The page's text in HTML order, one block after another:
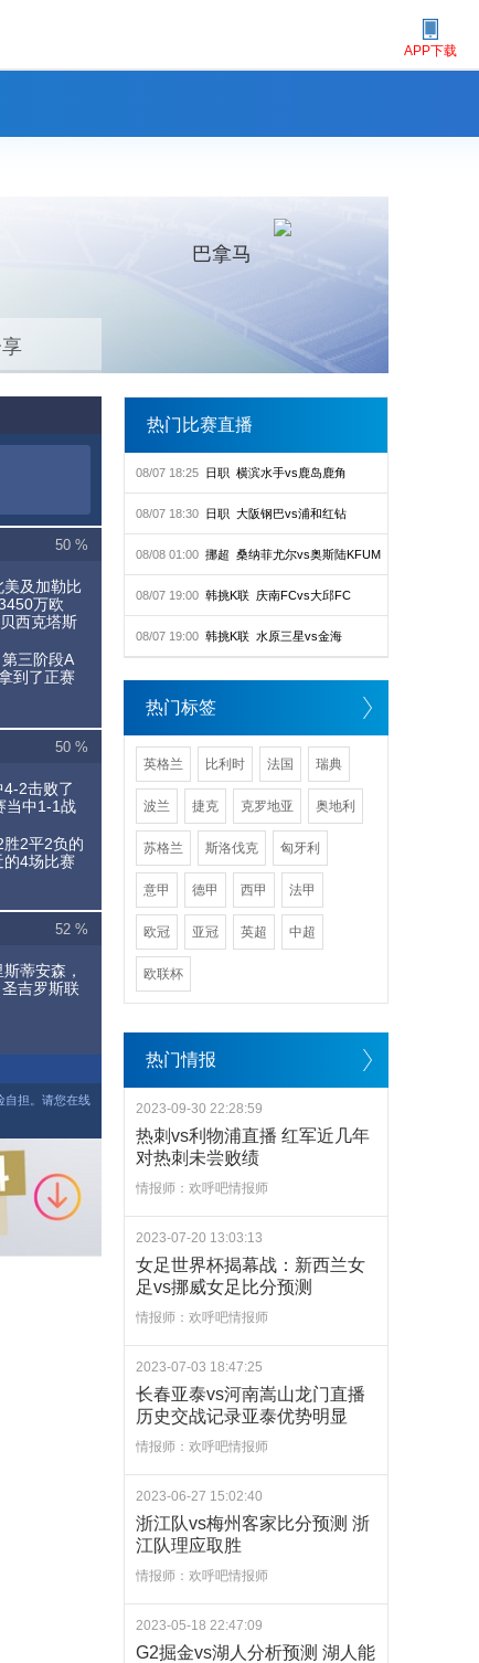
APP下载
巴拿马
50 %
及加勒比
万欧
西克塔斯
三阶段A
到了正赛
50 %
2击败了
当中1-1战
2平2负的
的4场比赛
52 %
蒂安森，
吉罗斯联
自担。请您在线
热门比赛直播
08/07 18:25 日职 横滨水手vs鹿岛鹿角
08/07 18:30 日职 大阪钢巴vs浦和红钻
08/08 01:00 挪超 桑纳菲尤尔vs奥斯陆KFUM
08/07 19:00 韩挑K联 庆南FCvs大邱FC
08/07 19:00 韩挑K联 水原三星vs金海
热门标签
英格兰 比利时 法国 瑞典
波兰 捷克 克罗地亚 奥地利
苏格兰 斯洛伐克 匈牙利
意甲 德甲 西甲 法甲
欧冠 亚冠 英超 中超
欧联杯
热门情报
2023-09-30 22:28:59
热刺vs利物浦直播 红军近几年
对热刺未尝败绩
情报师：欢呼吧情报师
2023-07-20 13:03:13
女足世界杯揭幕战：新西兰女
足vs挪威女足比分预测
情报师：欢呼吧情报师
2023-07-03 18:47:25
长春亚泰vs河南嵩山龙门直播
历史交战记录亚泰优势明显
情报师：欢呼吧情报师
2023-06-27 15:02:40
浙江队vs梅州客家比分预测 浙
江队理应取胜
情报师：欢呼吧情报师
2023-05-18 22:47:09
G2掘金vs湖人分析预测 湖人能